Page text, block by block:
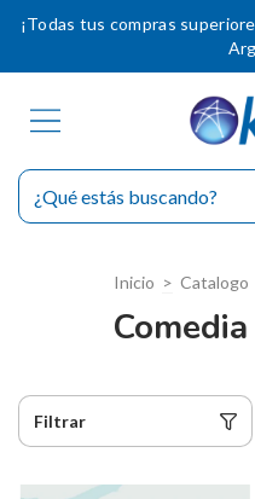
¡Todas tus compras
Inicio > Catalogo
Filtrar